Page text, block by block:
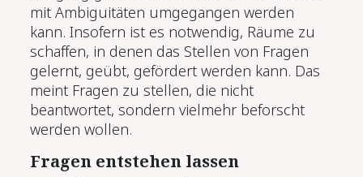
mit Ambiguitäten umgegangen werden
kann. Insofern ist es notwendig, Räume zu
schaffen, in denen das Stellen von Fragen
gelernt, geübt, gefördert werden kann. Das
meint Fragen zu stellen, die nicht
beantwortet, sondern vielmehr beforscht
werden wollen.
Fragen entstehen lassen